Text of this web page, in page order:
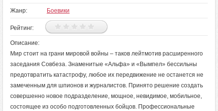
Жанр: Боевики
Рейтинг:
Описание:
Мир стоит на грани мировой войны – таков лейтмотив расширенного
заседания Совбеза. Знаменитые «Альфа» и «Вымпел» бессильны
предотвратить катастрофу, любое их передвижение не останется не
замеченным для шпионов и журналистов. Принято решение создать
совершенно новое подразделение, мощное, невидимое, мобильное,
состоящее из особо подготовленных бойцов. Профессиональные